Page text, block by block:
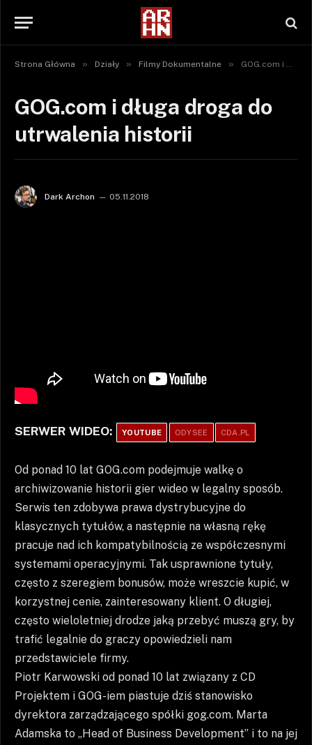
Strona Główna » Działy » Filmy Dokumentalne » GOG.com i długa droga do utrwalenia historii
GOG.com i długa droga do
utrwalenia historii
Dark Archon 05.11.2018
SERWER WIDEO: YOUTUBE ODYSEE CDA.PL
Od ponad 10 lat GOG.com podejmuje walkę o
archiwizowanie historii gier wideo w legalny sposób.
Serwis ten zdobywa prawa dystrybucyjne do
klasycznych tytułów, a następnie na własną rękę
pracuje nad ich kompatybilnością ze współczesnymi
systemami operacyjnymi. Tak usprawnione tytuły,
często z szeregiem bonusów, może wreszcie kupić, w
korzystnej cenie, zainteresowany klient. O długiej,
często wieloletniej drodze jaką przebyć muszą gry, by
trafić legalnie do graczy opowiedzieli nam
przedstawiciele firmy.
Piotr Karwowski od ponad 10 lat związany z CD
Projektem i GOG-iem piastuje dziś stanowisko
dyrektora zarządzającego spółki gog.com. Marta
Adamska to „Head of Business Development” i to na jej